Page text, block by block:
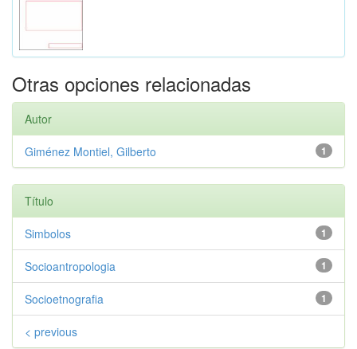
Otras opciones relacionadas
Autor
1
Giménez Montiel, Gilberto
Título
1
Simbolos
1
Socioantropologia
1
Socioetnografia
< previous